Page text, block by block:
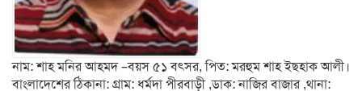
নাম: শাহ মনির আহমদ –বয়স ৫১ বৎসর, পিত: মরহুম শাহ ইছহাক আলী।
বাংলাদেশের ঠিকানা: গ্রাম: ধর্মদা পীরবাড়ী ,ডাক: নাজির বাজার ,থানা: